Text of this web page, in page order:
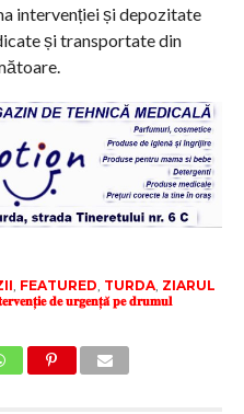
intervenției și depozitate
și transportate din
, FEATURED, TURDA, ZIARUL
𝐝𝐞 𝐮𝐫𝐠𝐞𝐧𝐭̦𝐚̆ 𝐩𝐞 𝐝𝐫𝐮𝐦𝐮𝐥